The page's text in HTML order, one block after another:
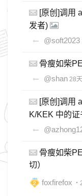
[原创]调用
发者)
@soft2023
骨瘦如柴
@shan 28
[原创]调用
K/KEK 中的证
骨瘦如柴
切）
foxfirefox